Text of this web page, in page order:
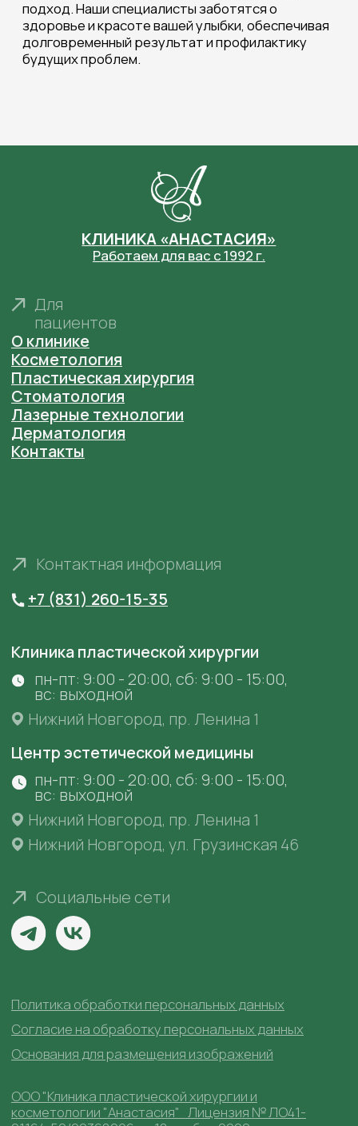
Имеются противопоказания. Необходима
консультация специалиста.
Фотографии сотрудников размещены в
соответствии с их согласием на размещение на
. Третьим лицам запрещено
копировать, распространять и использовать
фотографии с сайта.
ООО "Центр эстетической медицины "Анастасия"
февраля 2020 г. выдана Министерством
Здравоохранения Нижегородской области
Основания для размещения изображений
Согласие на обработку персональных данных
Политика обработки персональных данных